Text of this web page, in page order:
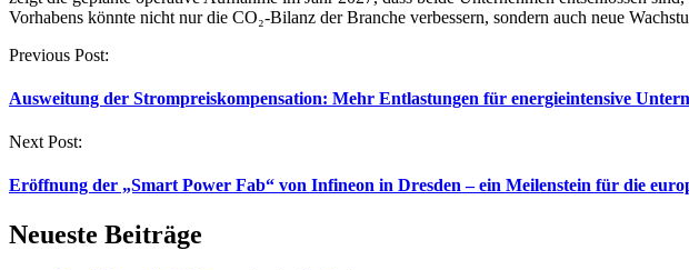
Vorhabens könnte nicht nur die CO₂-Bilanz der Branche verbessern, sondern auch neue
Post
Previous Post:
Ausweitung der Strompreiskompensation: Mehr Entlastungen für energieintensive
Next Post:
Eröffnung der „Smart Power Fab“ von Infineon in Dresden – ein Meilenstein für die
Neueste Beiträge